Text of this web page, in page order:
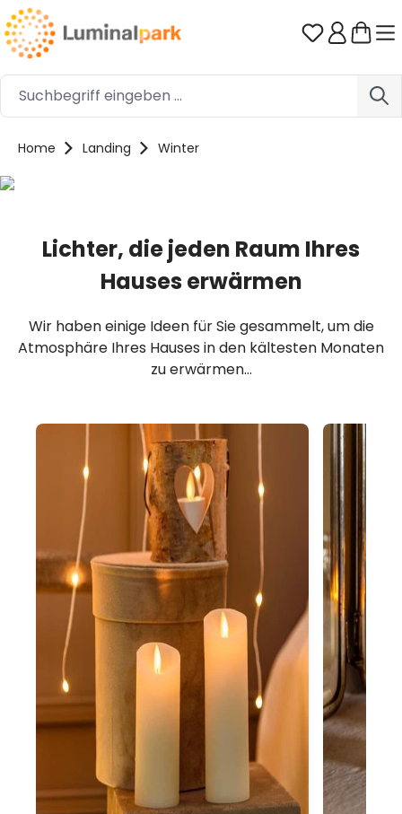
Zum Hauptinhalt springen Du hast 0
Home Landing Winter
Lichter, die jeden Raum Ihres
Hauses erwärmen
Wir haben einige Ideen für Sie gesammelt, um die
Atmosphäre Ihres Hauses in den kältesten Monaten
zu erwärmen...